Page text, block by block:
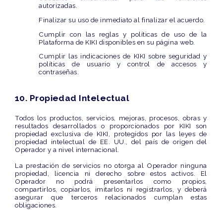
autorizadas.
Finalizar su uso de inmediato al finalizar el acuerdo.
Cumplir con las reglas y políticas de uso de la
Plataforma de KIKI disponibles en su página web.
Cumplir las indicaciones de KIKI sobre seguridad y
políticas de usuario y control de accesos y
contraseñas.
10. Propiedad Intelectual
Todos los productos, servicios, mejoras, procesos, obras y
resultados desarrollados o proporcionados por KIKI son
propiedad exclusiva de KIKI, protegidos por las leyes de
propiedad intelectual de EE. UU., del país de origen del
Operador y a nivel internacional.
La prestación de servicios no otorga al Operador ninguna
propiedad, licencia ni derecho sobre estos activos. El
Operador no podrá presentarlos como propios,
compartirlos, copiarlos, imitarlos ni registrarlos, y deberá
asegurar que terceros relacionados cumplan estas
obligaciones.